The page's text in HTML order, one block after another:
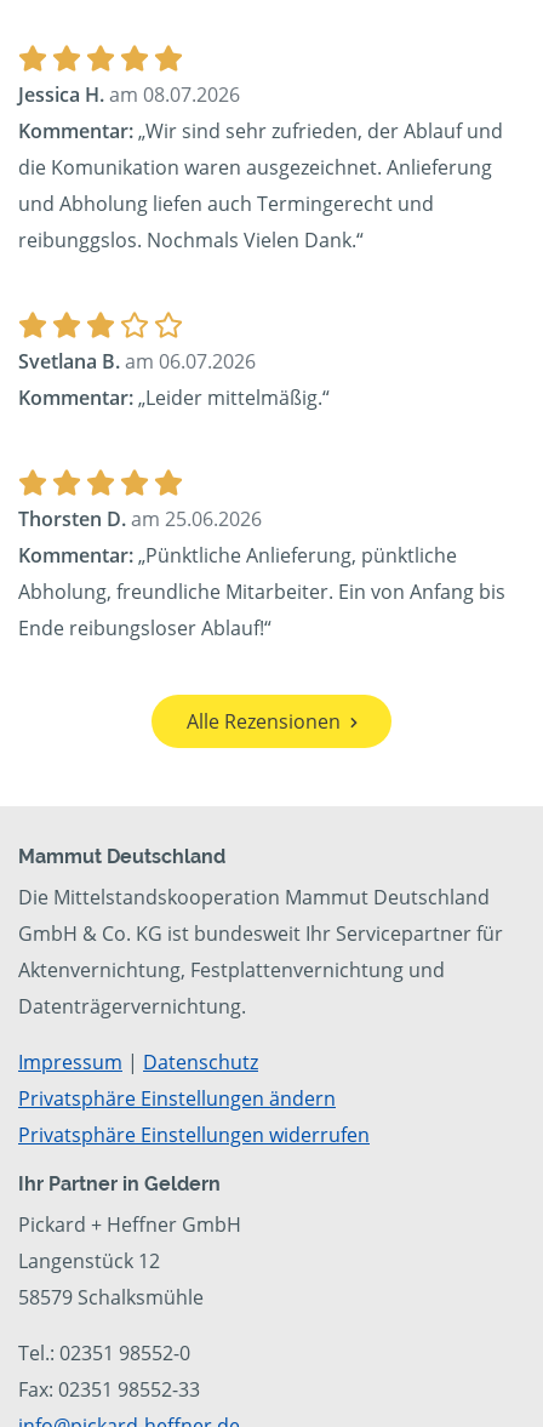
Jessica H.am 08.07.2026
Kommentar:„Wir sind sehr zufrieden, der Ablauf und
die Komunikation waren ausgezeichnet. Anlieferung
und Abholung liefen auch Termingerecht und
reibunggslos. Nochmals Vielen Dank.“
Svetlana B.am 06.07.2026
Kommentar:„Leider mittelmäßig.“
Thorsten D.am 25.06.2026
Kommentar:„Pünktliche Anlieferung, pünktliche
Abholung, freundliche Mitarbeiter. Ein von Anfang bis
Ende reibungsloser Ablauf!“
Alle Rezensionen
Mammut Deutschland
Die Mittelstandskooperation Mammut Deutschland
GmbH & Co. KG ist bundesweit Ihr Servicepartner für
Aktenvernichtung, Festplattenvernichtung und
Datenträgervernichtung.
Impressum | Datenschutz
Privatsphäre Einstellungen ändern
Privatsphäre Einstellungen widerrufen
Ihr Partner in Geldern
Pickard + Heffner GmbH
Langenstück 12
58579 Schalksmühle
Tel.: 02351 98552-0
Fax: 02351 98552-33